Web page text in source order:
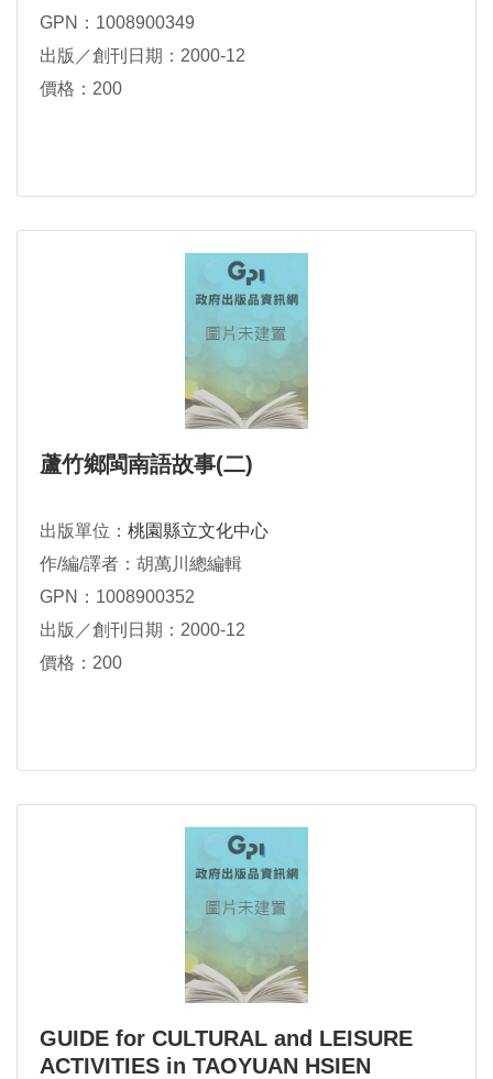
GPN：1008900349
出版／創刊日期：2000-12
價格：200
蘆竹鄉閩南語故事(二)
出版單位： 桃園縣立文化中心
作/編/譯者：胡萬川總編輯
GPN：1008900352
出版／創刊日期：2000-12
價格：200
GUIDE for CULTURAL and LEISURE
ACTIVITIES in TAOYUAN HSIEN